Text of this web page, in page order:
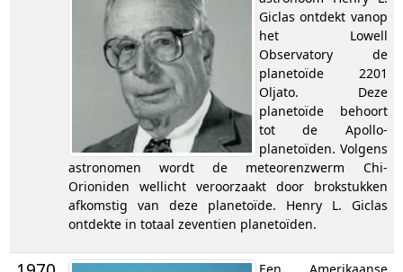
Giclas ontdekt vanop
het Lowell
Observatory de
planetoïde 2201
Oljato. Deze
planetoïde behoort
tot de Apollo-
planetoïden. Volgens
astronomen wordt de meteorenzwerm Chi-
Orioniden wellicht veroorzaakt door brokstukken
afkomstig van deze planetoïde. Henry L. Giclas
ontdekte in totaal zeventien planetoïden.